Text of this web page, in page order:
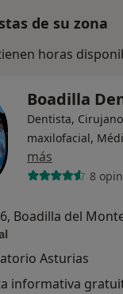
de su zona
horas
Boadilla
Dentista,
maxilofacial,
más
8
Boadilla del
Asturias
informativa